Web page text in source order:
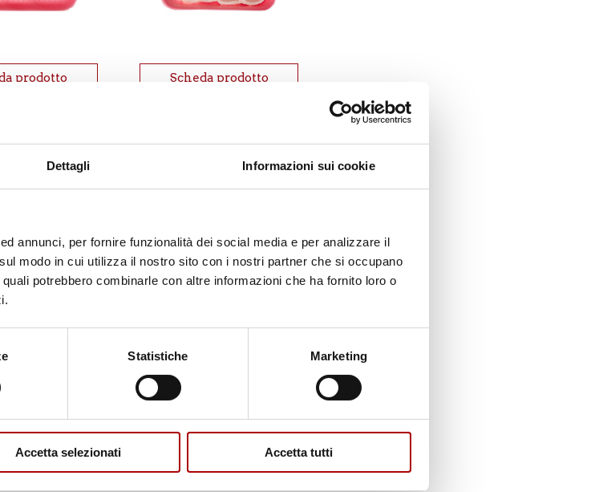
Dettagli Informazioni sui cookie
annunci, per fornire funzionalità dei social media e per analizzare il
modo in cui utilizza il nostro sito con i nostri partner che si occupano
potrebbero combinarle con altre informazioni che ha fornito loro o
Statistiche Marketing
Accetta selezionati Accetta tutti
prodotto Scheda prodotto